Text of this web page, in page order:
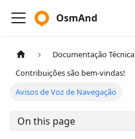
OsmAnd
Documentação Técnica
Contribuições são bem-vindas!
Avisos de Voz de Navegação
On this page